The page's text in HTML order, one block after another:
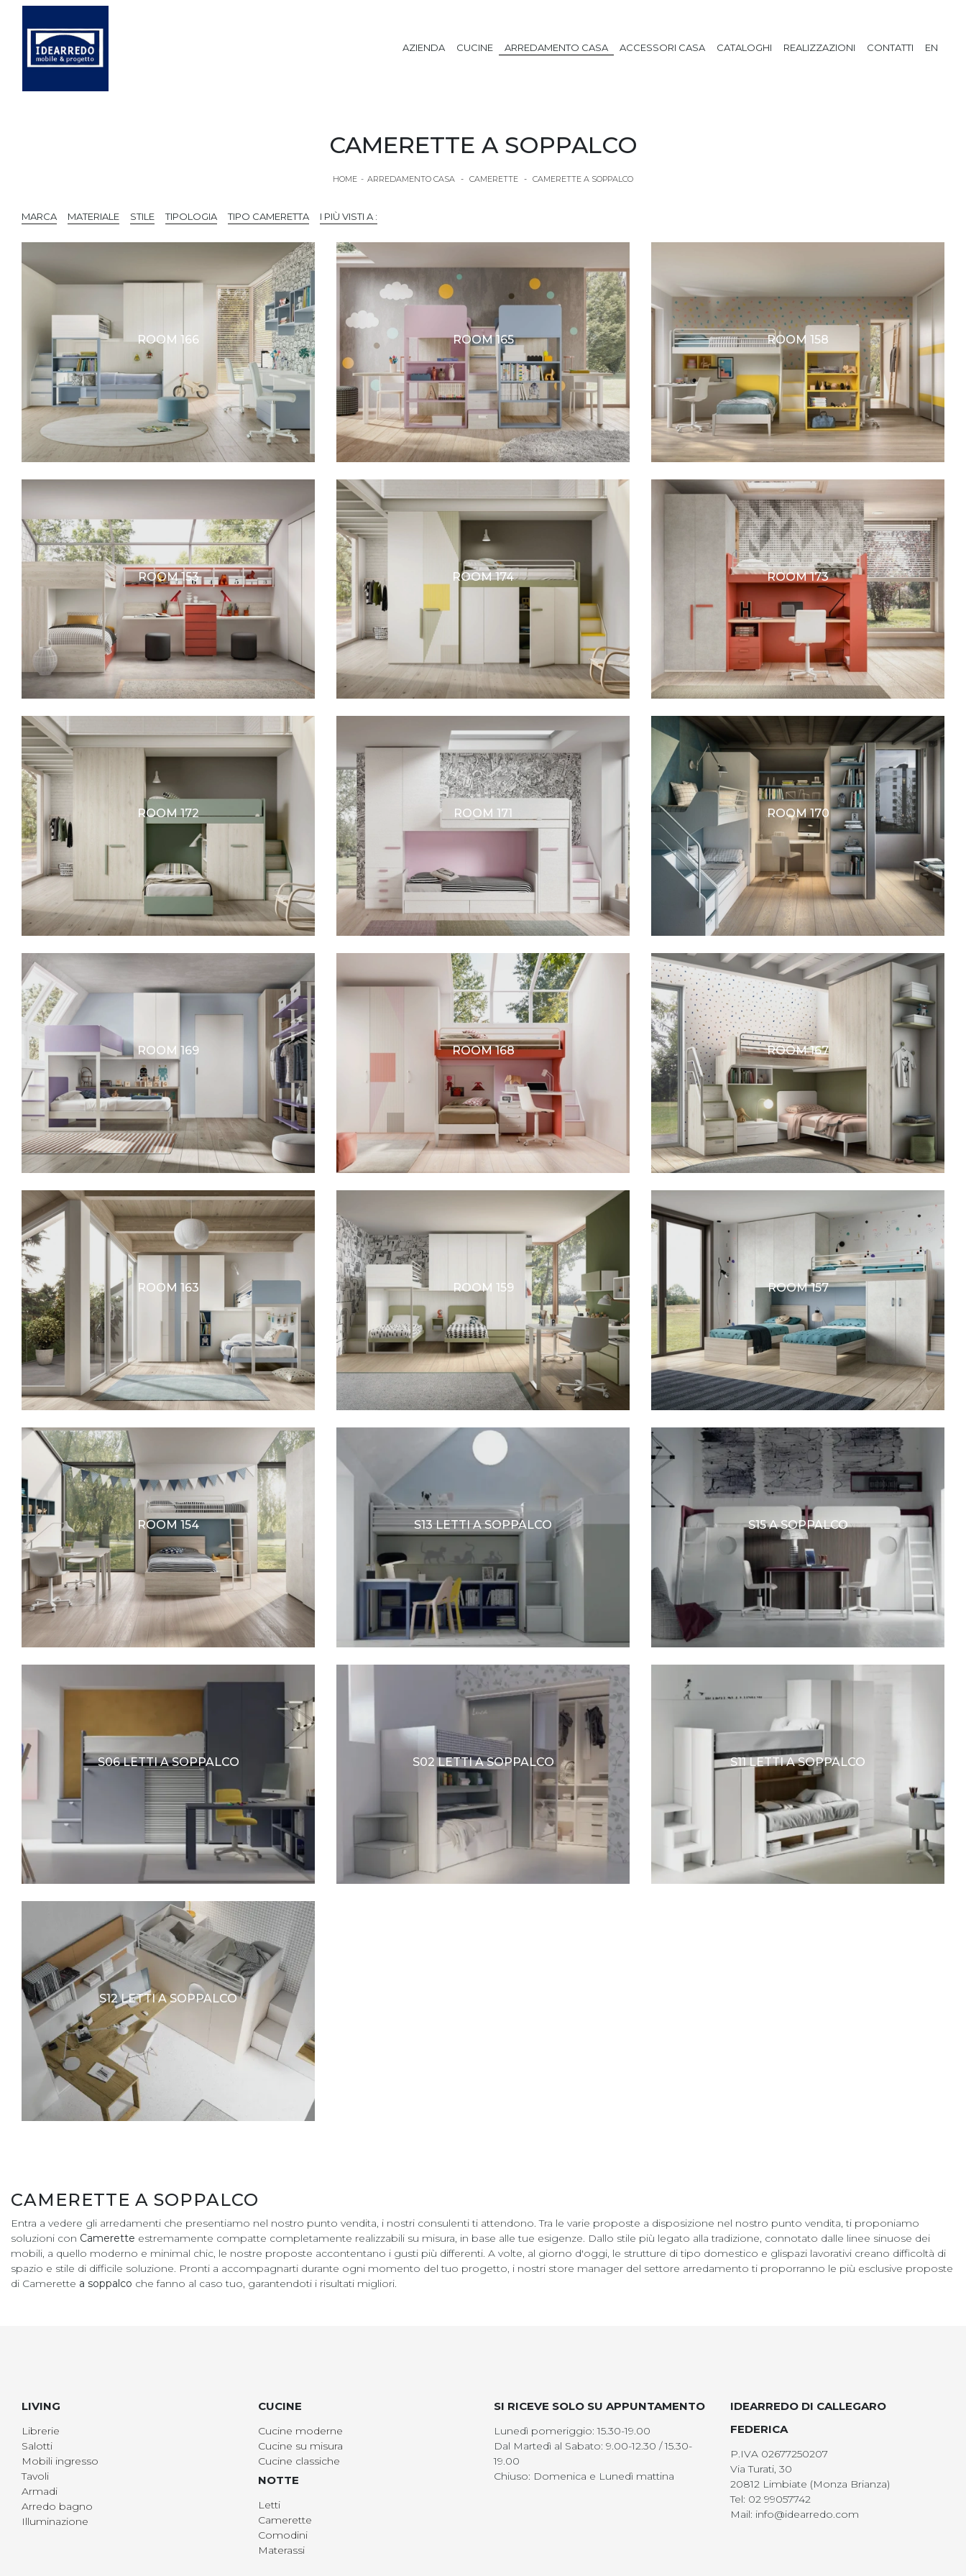
AZIENDA CUCINE ARREDAMENTO CASA ACCESSORI CASA CATALOGHI REALIZZAZIONI CONTATTI EN
CAMERETTE A SOPPALCO
HOME - ARREDAMENTO CASA - CAMERETTE - CAMERETTE A SOPPALCO
MARCA MATERIALE STILE TIPOLOGIA TIPO CAMERETTA I PIÙ VISTI A :
ROOM 166 ROOM 165 ROOM 158
ROOM 153 ROOM 174 ROOM 173
ROOM 172 ROOM 171 ROOM 170
ROOM 169 ROOM 168 ROOM 167
ROOM 163 ROOM 159 ROOM 157
ROOM 154 S13 LETTI A SOPPALCO S15 A SOPPALCO
S06 LETTI A SOPPALCO S02 LETTI A SOPPALCO S11 LETTI A SOPPALCO
S12 LETTI A SOPPALCO
CAMERETTE A SOPPALCO
Entra a vedere gli arredamenti che presentiamo nel nostro punto vendita, i nostri consulenti ti attendono. Tra le varie proposte a disposizione nel nostro punto vendita, ti proponiamo
soluzioni con Camerette estremamente compatte completamente realizzabili su misura, in base alle tue esigenze. Dallo stile più legato alla tradizione, connotato dalle linee sinuose dei
mobili, a quello moderno e minimal chic, le nostre proposte accontentano i gusti più differenti. A volte, al giorno d'oggi, le strutture di tipo domestico e glispazi lavorativi creano difficoltà di
spazio e stile di difficile soluzione. Pronti a accompagnarti durante ogni momento del tuo progetto, i nostri store manager del settore arredamento ti proporranno le più esclusive proposte
di Camerette a soppalco che fanno al caso tuo, garantendoti i risultati migliori.
LIVING
Librerie
Salotti
Mobili ingresso
Tavoli
Armadi
Arredo bagno
Illuminazione
CUCINE
Cucine moderne
Cucine su misura
Cucine classiche
NOTTE
Letti
Camerette
Comodini
Materassi
SI RICEVE SOLO SU APPUNTAMENTO
Lunedì pomeriggio: 15.30-19.00
Dal Martedì al Sabato: 9.00-12.30 / 15.30-
19.00
Chiuso: Domenica e Lunedì mattina
IDEARREDO DI CALLEGARO
FEDERICA
P.IVA 02677250207
Via Turati, 30
20812 Limbiate (Monza Brianza)
Tel: 02 99057742
Mail: info@idearredo.com